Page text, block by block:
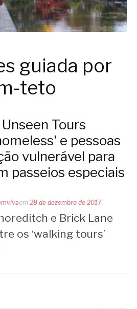
guiada por
teto
Tours
e pessoas
vulnerável para
passeios especiais
em 28 de dezembro de 2017
e Brick Lane
os ‘walking tours’